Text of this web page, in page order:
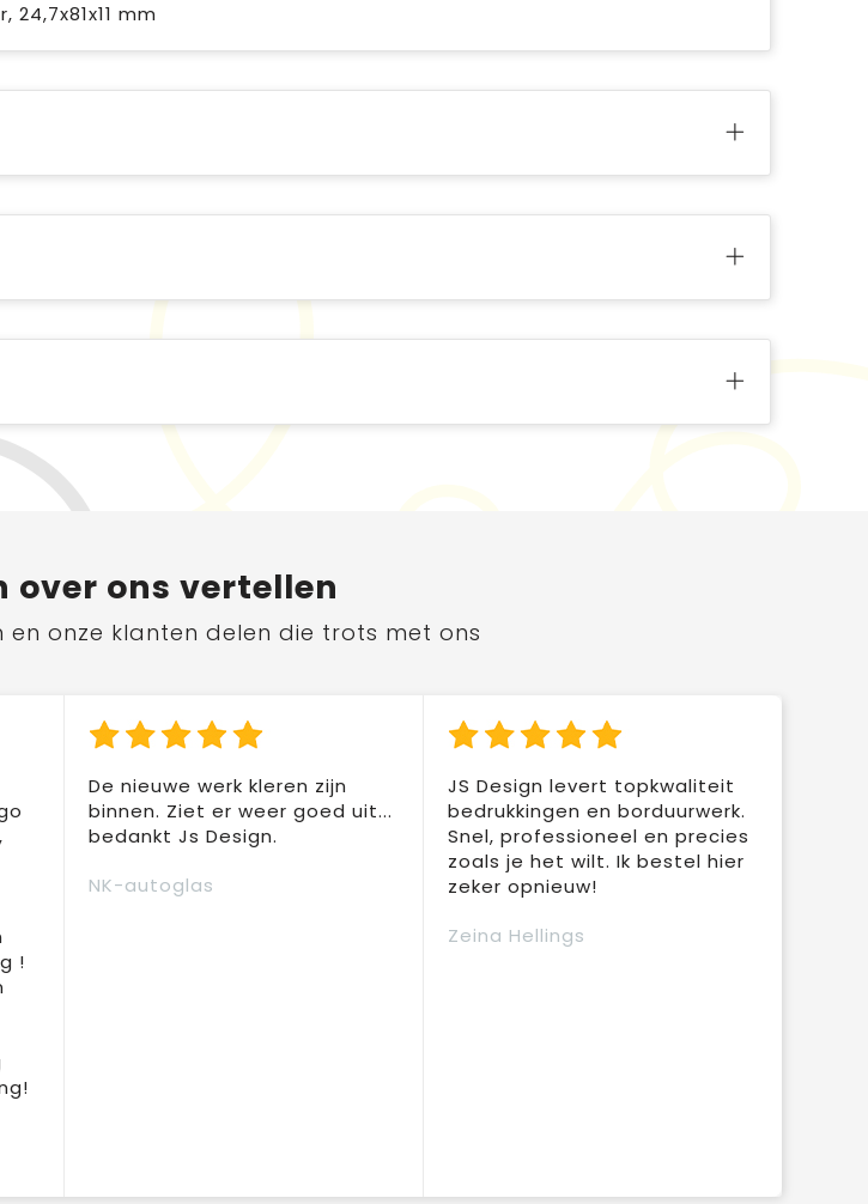
mm
over ons vertellen
onze klanten delen die trots met ons
!
De nieuwe werk kleren zijn
binnen. Ziet er weer goed uit...
bedankt Js Design.
NK-autoglas
JS Design levert topkwaliteit
bedrukkingen en borduurwerk.
Snel, professioneel en precies
zoals je het wilt. Ik bestel hier
zeker opnieuw!
Zeina Hellings